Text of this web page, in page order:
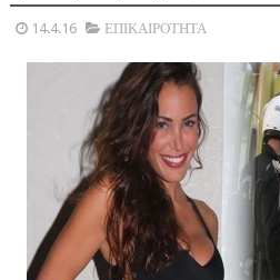
14.4.16 ΕΠΙΚΑΙΡΟΤΗΤΑ